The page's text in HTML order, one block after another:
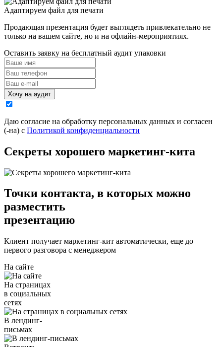
Адаптируем файл для печати
Продающая презентация будет выглядеть привлекательно не
только на вашем сайте, но и на офлайн-мероприятиях.
Оставить заявку на бесплатный аудит упаковки
Хочу на аудит
Даю согласие на обработку персональных данных и согласен
(-на) с Политикой конфиденциальности
Секреты хорошего маркетинг-кита
Точки контакта, в которых можно
разместить
презентацию
Клиент получает маркетинг-кит автоматически, еще до
первого разговора с менеджером
На сайте
На страницах
в социальных
сетях
В лендинг-
письмах